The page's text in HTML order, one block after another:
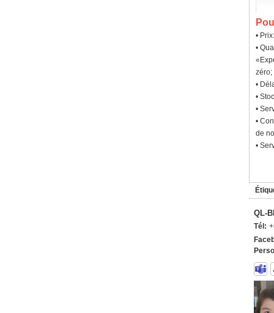
•
•
zéro;
•
•
•
•
de
•
QL-
Tél: